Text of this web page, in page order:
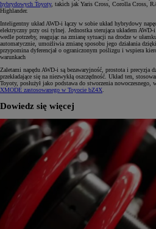
hybrydowych Toyoty, takich jak Yaris Cross, Corolla Cross,
Highlander.
Inteligentny układ AWD-i łączy w sobie układ hybrydowy
elektryczny przy osi tylnej. Jednostka sterująca układem
wedle potrzeby, reagując na zmianę sytuacji na drodze w
automatycznie, umożliwia zmianę sposobu jego działania
przypomina dyferencjał o ograniczonym poślizgu i wspiera
warunkach
Zaletami napędu AWD-i są bezawaryjność, prostota i precyzja
przekładające się na niezwykłą oszczędność. Układ ten,
Toyoty, posłużył jako podstawa do stworzenia nowoczesnego,
XMODE zastosowanego w Toyocie bZ4X
Dowiedz się więcej